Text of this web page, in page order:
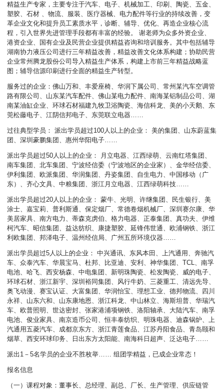
精益生产专家，主要专注于汽车、电子、机械加工、印刷、陶瓷、五金、
塑胶、石材 、物流、服装、医疗器械、电力配件等行业的持续改善，变
革企业文化和提升员工素质水平，诊断、辅导、优化、再造企业核心流
程，引入世界先进管理手段都有丰富的经验。 谢老师为众多外资企业、
港资企业、国有企业及民营企业提供精益咨询和培训服务。其中包括辅导
湖南协力液压公司进行三年精益改善，精益改善文化体系构建；协助民营
企业常州腾龙股份公司导入精益生产体系，构建上市前三年精益战略蓝
图；辅导信源印刷进行全面的精益生产转型。
服务过的企业：佛山万和、丰爱座椅、华润下属公司、常州某汽车空调管
路有限公司、山东某汽车配件、佛山某电力配件、南海某铝制品公司、湖
南某油缸企业、环球石材福建九牧卫浴陶瓷、海信科龙、美的小天鹅、东
莞松藤电子、江阴信邦电子、东莞联立电器……
过往典型学员： 派出学员超过100人以上的企业： 美的集团、山东蔚蓝集
团、深圳豪鹏集团、惠州华阳电子……
派出学员超过50人以上的企业： 月立电器、江西绿萌、云南红塔集团、
南车集团、北车集团、宁波经信委（宁波地区的企业家）、金华经信委、
伊利集团、欧派集团、华润集团、丹姿集团、自生电力、中国移动（广
东）、齐心文具、中粮集团、浙江月立电器、江西绿萌科技……
派出学员超过20人以上的企业： 蒙牛、光明、许继集团、民生银行、美
涂士、嘉宝莉、普利斯通、保定烟厂、常德卷烟机械厂、深圳赛尔康、华
美居家具、南方电力、蒂森克虏伯、格力电器、正泰集团、真功夫、伊维
柯汽车、昭信集团、益达纺织、康捷塑胶、延锋伟世通、欧浦钢铁、浙江
利欧集团、邦泽电子、温州经信局、广州五所环境仪器……
派出学员超过5人以上的企业： 中兴通讯、东风本田、上汽通用、奔驰汽
车、众泰汽车、华晨宝马、杜邦、比亚迪、安利、神华集团、TCL、南孚
电池、哈飞、西安杨森、中电集团、新明珠陶瓷、松发陶瓷、威的电子、
环球石材、浙江新宇、深圳裕同集团、风行牛奶、三菱重工、清远先导、
奥飞动漫、赛宝认证、大富集团、华润怡宝、理想工业、德邦物流、四川
永祥、山东六和、山东康地恩、浙江科龙、中山林立、海斯坦普、华瑞汽
车、欧普照明、世达密封、张家港浦项钢铁、洛阳轴承、大陆汽车、南孚
电池、俊业家具、南京造币公司、恒丰泰纺织、明珠电器、迪森锅炉、上
汽通用五菱汽车、成都京东方、浙江青莲食品、江苏丹阳食品、青岛颐和
烟草、西安环球印务、日出东方太阳能、南海科日超声、泛达电子……
派出1－5名学员的企业不胜枚举…… 组团学精益，已成企业常态！
报名信息
（一）课程对象：董事长、总经理、副总、厂长、生产管理、供应链管